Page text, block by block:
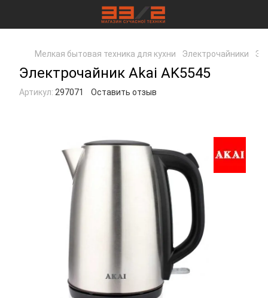
Мелкая бытовая техника для кухни Электрочайники
Электрочайник Akai AK5545
Артикул: 297071 Оставить отзыв